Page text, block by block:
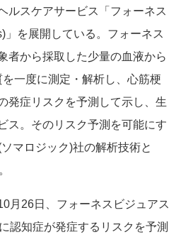
ルスケアサービス「フォーネス
」を展開している。フォーネス
者から採取した少量の血液から
一度に測定・解析し、心筋梗
発症リスクを予測して示し、生
ス。そのリスク予測を可能にす
マロジック)社の解析技術と
月26日、フォーネスビジュアス
認知症が発症するリスクを予測